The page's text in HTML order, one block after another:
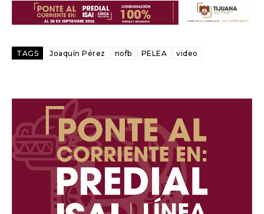
TAGS Joaquín Pérez nofb PELEA video